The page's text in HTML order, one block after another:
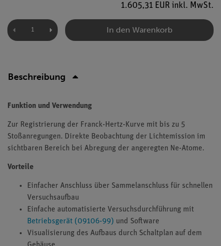
1.605,31 EUR inkl. MwSt.
In den Warenkorb
Beschreibung
Funktion und Verwendung
Zur Registrierung der Franck-Hertz-Kurve mit bis zu 5
Stoßanregungen. Direkte Beobachtung der Lichtemission im
sichtbaren Bereich bei Abregung der angeregten Ne-Atome.
Vorteile
Einfacher Anschluss über Sammelanschluss für schnellen
Versuchsaufbau
Einfache automatisierte Versuchsdurchführung mit
Betriebsgerät (09106-99) und Software
Visualisierung des Aufbaus durch Schaltplan auf dem